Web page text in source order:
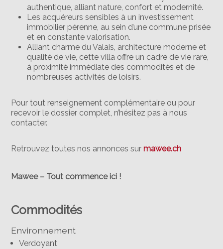
authentique, alliant nature, confort et modernité.
Les acquéreurs sensibles à un investissement
immobilier pérenne, au sein d’une commune prisée
et en constante valorisation.
Alliant charme du Valais, architecture moderne et
qualité de vie, cette villa offre un cadre de vie rare,
à proximité immédiate des commodités et de
nombreuses activités de loisirs.
Pour tout renseignement complémentaire ou pour
recevoir le dossier complet, n’hésitez pas à nous
contacter.
Retrouvez toutes nos annonces surmawee.ch
Mawee – Tout commence ici !
Commodités
Environnement
Verdoyant